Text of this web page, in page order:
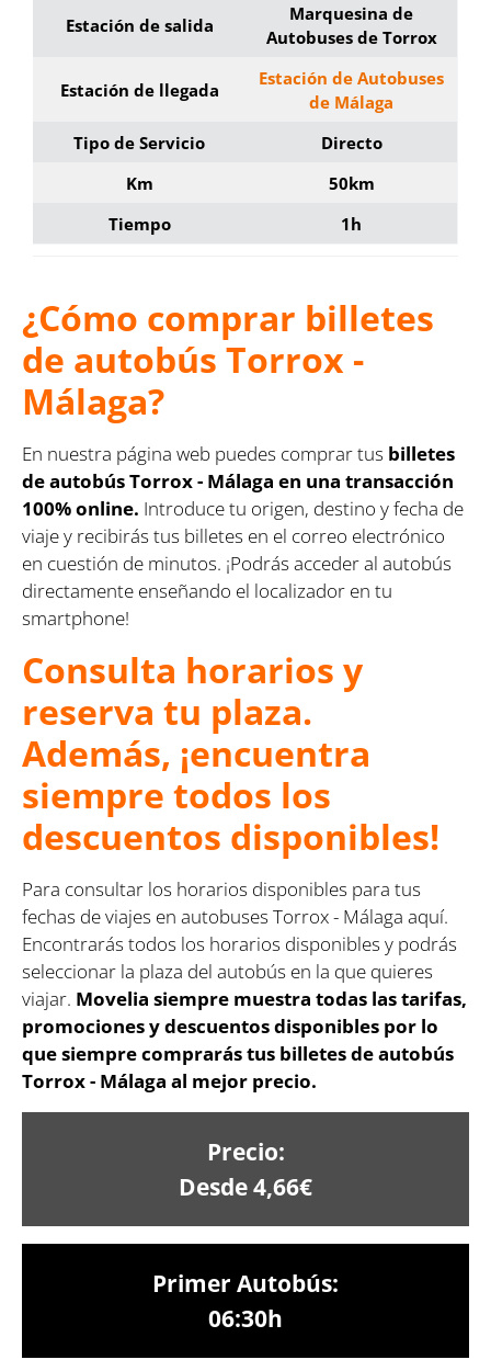
Estación de salida
Marquesina de
Autobuses de Torrox
Estación de llegada
Estación de Autobuses
de Málaga
Tipo de Servicio
Directo
Km
50km
Tiempo
1h
¿Cómo comprar billetes
de autobús Torrox -
Málaga?
En nuestra página web puedes comprar tus billetes
de autobús Torrox - Málaga en una transacción
100% online. Introduce tu origen, destino y fecha de
viaje y recibirás tus billetes en el correo electrónico
en cuestión de minutos. ¡Podrás acceder al autobús
directamente enseñando el localizador en tu
smartphone!
Consulta horarios y
reserva tu plaza.
Además, ¡encuentra
siempre todos los
descuentos disponibles!
Para consultar los horarios disponibles para tus
fechas de viajes en autobuses Torrox - Málaga aquí.
Encontrarás todos los horarios disponibles y podrás
seleccionar la plaza del autobús en la que quieres
viajar. Movelia siempre muestra todas las tarifas,
promociones y descuentos disponibles por lo
que siempre comprarás tus billetes de autobús
Torrox - Málaga al mejor precio.
Precio:
Desde 4,66€
Primer Autobús:
06:30h